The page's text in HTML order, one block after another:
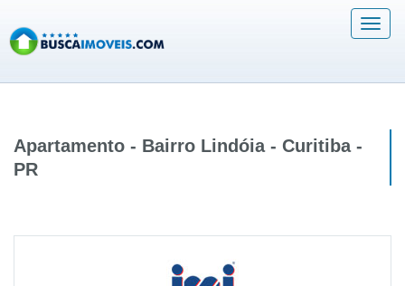
Menu
Apartamento - Bairro Lindóia - Curitiba -
PR